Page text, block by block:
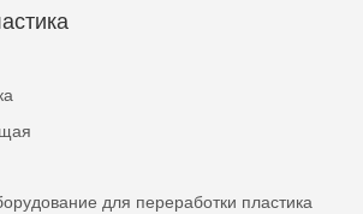
для переработки пластика